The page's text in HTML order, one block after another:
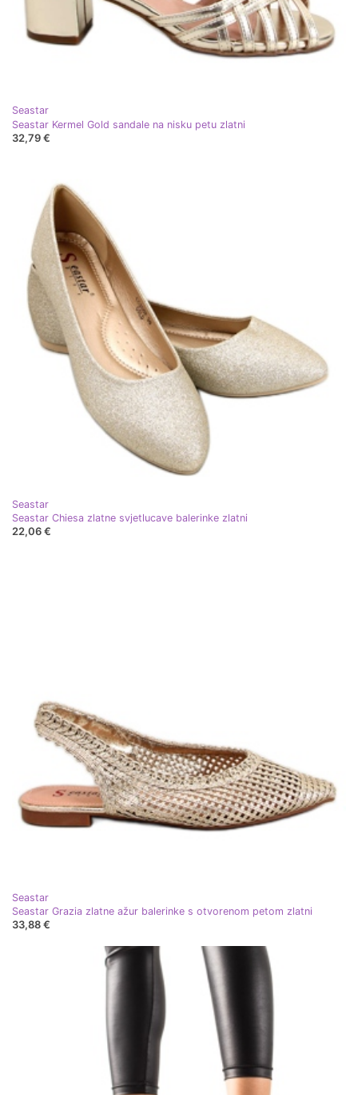
Seastar
Seastar Kermel Gold sandale na nisku petu zlatni
32,79 €
Seastar
Seastar Chiesa zlatne svjetlucave balerinke zlatni
22,06 €
Seastar
Seastar Grazia zlatne ažur balerinke s otvorenom petom zlatni
33,88 €